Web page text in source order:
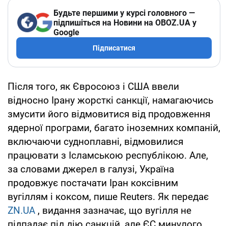
Будьте першими у курсі головного —
підпишіться на Новини на OBOZ.UA у
Google
Підписатися
Після того, як Євросоюз і США ввели
відносно Ірану жорсткі санкції, намагаючись
змусити його відмовитися від продовження
ядерної програми, багато іноземних компаній,
включаючи судноплавні, відмовилися
працювати з Ісламською республікою. Але,
за словами джерел в галузі, Україна
продовжує постачати Іран коксівним
вугіллям і коксом, пише Reuters. Як передає
ZN.UA , видання зазначає, що вугілля не